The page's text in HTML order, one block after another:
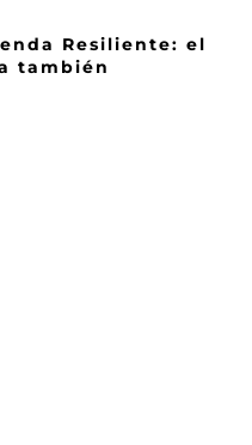
Resiliente: el
también